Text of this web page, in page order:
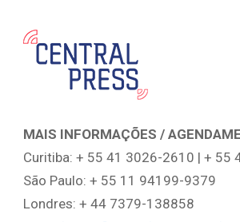
MAIS INFORMAÇÕES /
Curitiba: + 55 41 3026-2610 | + 55
São Paulo: + 55 11 94199-9379
Londres: + 44 7379-138858